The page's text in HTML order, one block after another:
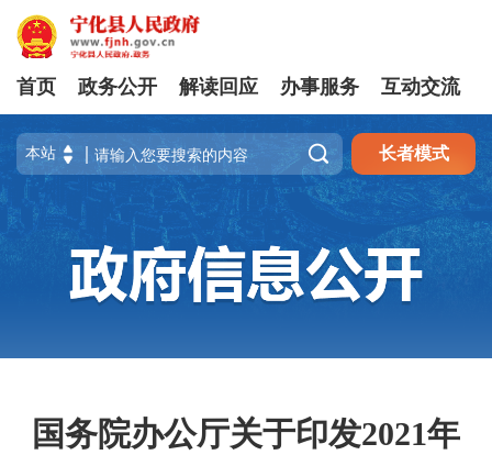
首页 政务公开 解读回应 办事服务 互动交流
 长者模式
国务院办公厅关于印发2021年